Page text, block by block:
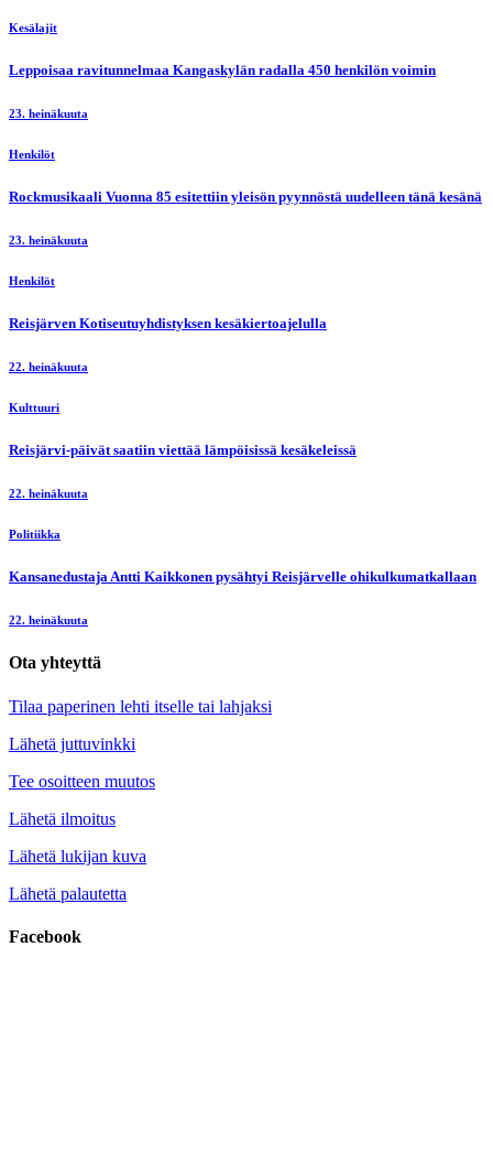
Kesälajit
Leppoisaa ravitunnelmaa Kangaskylän radalla 450 henkilön voimin
23. heinäkuuta
Henkilöt
Rockmusikaali Vuonna 85 esitettiin yleisön pyynnöstä uudelleen tänä kesänä
23. heinäkuuta
Henkilöt
Reisjärven Kotiseutuyhdistyksen kesäkiertoajelulla
22. heinäkuuta
Kulttuuri
Reisjärvi-päivät saatiin viettää lämpöisissä kesäkeleissä
22. heinäkuuta
Politiikka
Kansanedustaja Antti Kaikkonen pysähtyi Reisjärvelle ohikulkumatkallaan
22. heinäkuuta
Ota yhteyttä
Tilaa paperinen lehti itselle tai lahjaksi
Lähetä juttuvinkki
Tee osoitteen muutos
Lähetä ilmoitus
Lähetä lukijan kuva
Lähetä palautetta
Facebook